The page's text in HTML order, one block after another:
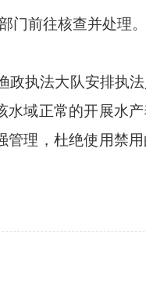
门前往核查并处理。
政执法大队安排执
域正常的开展水
理，杜绝使用禁